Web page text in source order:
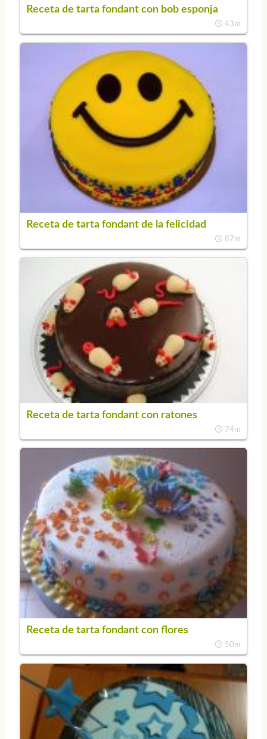
Receta de tarta fondant con bob esponja
43m
Receta de tarta fondant de la felicidad
87m
Receta de tarta fondant con ratones
74m
Receta de tarta fondant con flores
50m